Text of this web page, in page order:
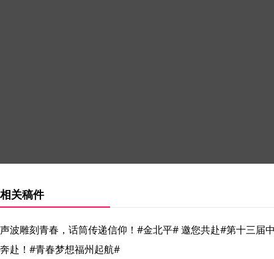
相关稿件
声波雕刻青春，话筒传递信仰！#金北平# 邀您共赴#第十三届
奔赴！#青春梦想福州起航#